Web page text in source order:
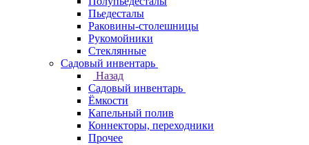
Пьедесталы
Раковины-столешницы
Рукомойники
Стеклянные
Садовый инвентарь
Назад
Садовый инвентарь
Ёмкости
Капельный полив
Коннекторы, переходники
Прочее